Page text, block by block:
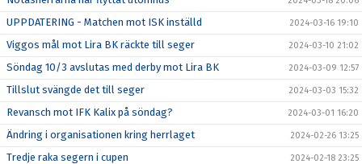
UPPDATERING - Matchen mot ISK inställd 2024-03-16 19:10
Viggos mål mot Lira BK räckte till seger 2024-03-10 21:02
Söndag 10/3 avslutas med derby mot Lira BK 2024-03-09 12:57
Tillslut svängde det till seger 2024-03-03 15:32
Revansch mot IFK Kalix på söndag? 2024-03-01 16:20
Ändring i organisationen kring herrlaget 2024-02-26 13:25
Tredje raka segern i cupen 2024-02-18 23:25